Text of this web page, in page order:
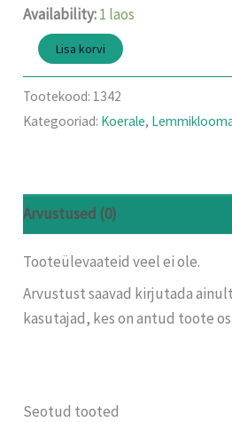
Availability:1 laos
Lisa korvi
Tootekood: 1342
Kategooriad: Koerale,
Arvustused (0)
Tooteülevaateid veel ei ole.
Arvustust saavad kirjutada
kasutajad, kes on antud toote
Seotud tooted